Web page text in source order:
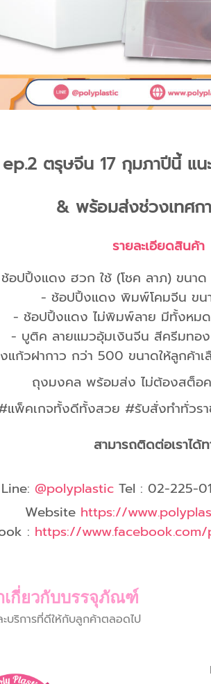
ep.2 ตรุษจีน 17 กุมภาปีนี้ แ
& พร้อมส่งช่วงเทศก
รายละเอียดสินค้า
อปปิ้งแดง ฮวก ใช้ (โชค ลาภ) ขนาด
- ช้อปปิ้งแดง พิมพ์โคมจีน ขน
- ช้อปปิ้งแดง ไม่พิมพ์ลาย มีทั้งหมด
- บูติค ลายแมวอุ้มเงินจีน สีครีมทอ
ก้วฝากาว กว่า 500 ขนาดให้ลูกค้าเ
ถุงมงคล พร้อมส่ง ไม่ต้องสต็อ
แพ็คเกจทั้งดีทั้งสวย #รับสั่งทำทั่วร
สามารถติดต่อเราได้
Line: @polyplasticTel : 02-225-
Website https://
: https://
เกี่ยวกับบรรจุภัณฑ์
ริการที่ดีให้กับลูกค้าตลอดไป